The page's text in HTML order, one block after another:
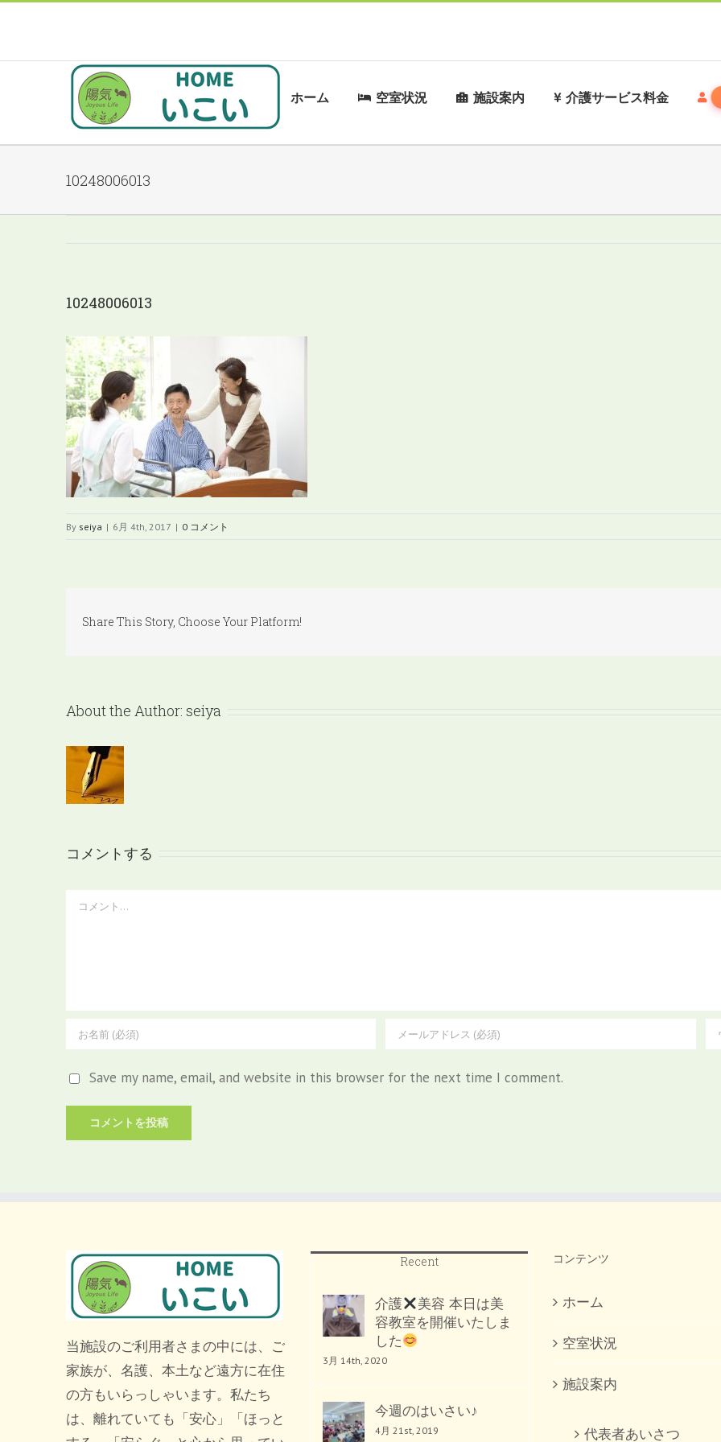
content
検
…
ホーム 空室状況 施設案内 介護サービス料金
10248006013
10248006013
By seiya | 6月 4th, 2017 | 0 コメント
Share This Story, Choose Your Platform!
About the Author: seiya
コメントする
Comment
Save my name, email, and website in this browser for the next time I comment.
当施設のご利用者さまの中には、ご
家族が、名護、本土など遠方に在住
の方もいらっしゃいます。私たち
は、離れていても「安心」「ほっと
Recent
介護
美容 本日は美
容教室を開催いたしま
した
3月 14th, 2020
今週のはいさい♪
4月 21st, 2019
コンテンツ
ホーム
空室状況
施設案内
代表者あいさつ